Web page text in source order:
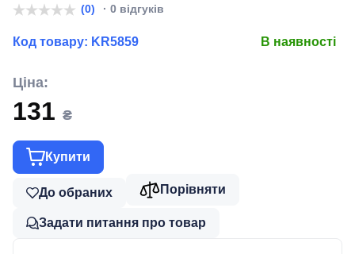
(0) · 0 відгуків
Код товару: KR5859 В наявності
Ціна:
131 ₴
Купити
До обраних Порівняти
Задати питання про товар